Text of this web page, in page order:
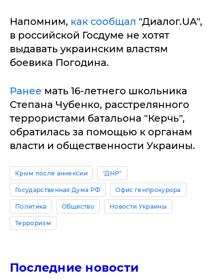
Напомним, как сообщал "Диалог.UA",
в российской Госдуме не хотят
выдавать украинским властям
боевика Погодина.
Ранее мать 16-летнего школьника
Степана Чубенко, расстрелянного
террористами батальона "Керчь",
обратилась за помощью к органам
власти и общественности Украины.
Крым после аннексии "ДНР"
Государственная Дума РФ Офис генпрокурора
Политика Общество Новости Украины
Терроризм
Последние новости